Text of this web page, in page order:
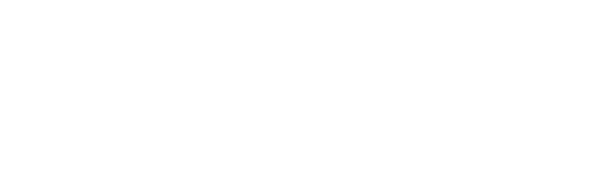
níveis elevados de Lp(a), revela estudo
negativo metastático em doentes não elegíveis para inibidores PD-(L)1